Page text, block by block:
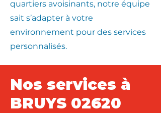
quartiers avoisinants, notre équipe
sait s’adapter à votre
environnement pour des services
personnalisés.
Nos services à
BRUYS 02620